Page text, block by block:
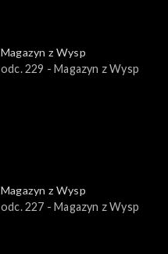
Magazyn z Wysp
odc. 229 - Magazyn z Wysp
Magazyn z Wysp
odc. 227 - Magazyn z Wysp